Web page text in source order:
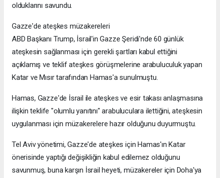
olduklarını savundu.
Gazze'de ateşkes müzakereleri
ABD Başkanı Trump, İsrail'in Gazze Şeridi'nde 60 günlük
ateşkesin sağlanması için gerekli şartları kabul ettiğini
açıklamış ve teklif ateşkes görüşmelerine arabuluculuk yapan
Katar ve Mısır tarafından Hamas'a sunulmuştu.
Hamas, Gazze'de İsrail ile ateşkes ve esir takası anlaşmasına
ilişkin teklife "olumlu yanıtını" arabuluculara ilettiğini, ateşkesin
uygulanması için müzakerelere hazır olduğunu duyurmuştu.
Tel Aviv yönetimi, Gazze'de ateşkes için Hamas'ın Katar
önerisinde yaptığı değişikliğin kabul edilemez olduğunu
savunmuş, buna karşın İsrail heyeti, müzakereler için Doha'ya